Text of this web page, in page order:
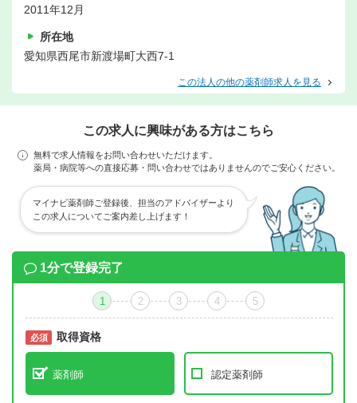
2011年12月
所在地
愛知県西尾市新渡場町大西7-1
この法人の他の薬剤師求人を見る
この求人に興味がある方はこちら
無料で求人情報をお問い合わせいただけます。
薬局・病院等への直接応募・問い合わせではありませんのでご安心ください。
マイナビ薬剤師ご登録後、担当のアドバイザーより
この求人についてご案内差し上げます！
1分で登録完了
1 2 3 4 5
必須 取得資格
薬剤師 認定薬剤師